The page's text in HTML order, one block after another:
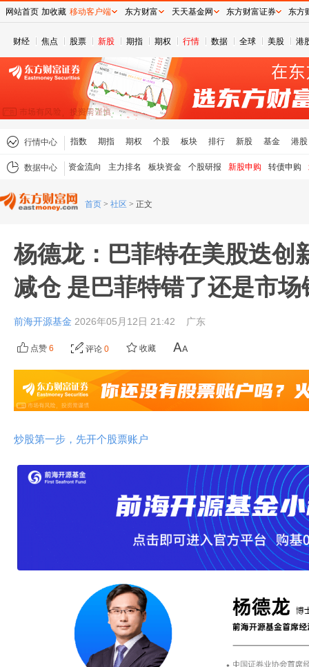
财经 焦点 股票 新股 期指 期权 行情 数据 全球 美股 港
行情中心 指数 期指 期权 个股 板块 排行 新股 基金 港股
数据中心 资金流向 主力排名 板块资金 个股研报 新股申购 转债申购
首页 > 社区 > 正文
杨德龙：巴菲特在美股迭创
减仓 是巴菲特错了还是市场
前海开源基金 2026年05月12日 21:42 广东
点赞 6 评论 0 收藏
炒股第一步，先开个股票账户
网站首页 加收藏 移动客户端 东方财富 天天基金网 东方财富证券 东方